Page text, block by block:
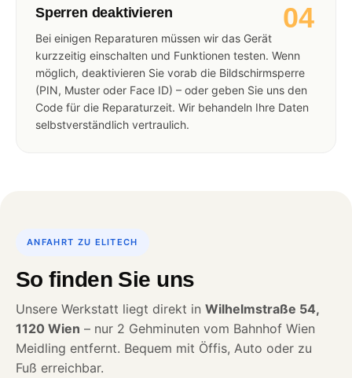
04
Sperren deaktivieren
Bei einigen Reparaturen müssen wir das Gerät
kurzzeitig einschalten und Funktionen testen. Wenn
möglich, deaktivieren Sie vorab die Bildschirmsperre
(PIN, Muster oder Face ID) – oder geben Sie uns den
Code für die Reparaturzeit. Wir behandeln Ihre Daten
selbstverständlich vertraulich.
ANFAHRT ZU ELITECH
So finden Sie uns
Unsere Werkstatt liegt direkt in Wilhelmstraße 54,
1120 Wien – nur 2 Gehminuten vom Bahnhof Wien
Meidling entfernt. Bequem mit Öffis, Auto oder zu
Fuß erreichbar.